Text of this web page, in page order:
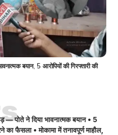
बयान, 5 आरोपियों की गिरफ्तारी की
ने दिया भावनात्मक बयान • 5
का फैसला • मोकामा में तनावपूर्ण माहौल,